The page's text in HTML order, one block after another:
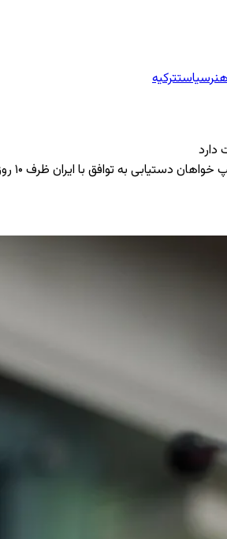
سیاستترکیه
دارد
ادامه عملیات نظامی، گزینه‌های فشار از جمله مشارکت مالی متحدان منطقه‌ای نیز در حال بررسی است.